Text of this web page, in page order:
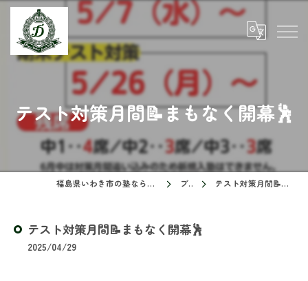
テスト対策月間📝まもなく開幕🕺
福島県いわき市の塾ならドリームスクール ブログ テスト対策月間📝まもなく開幕🕺
テスト対策月間📝まもなく開幕🕺
2025/04/29